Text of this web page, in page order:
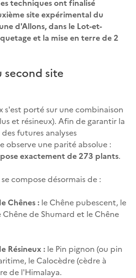
techniques ont finalisé
site expérimental du
d'Allons, dans le Lot-et-
et la mise en terre de 2
second site
s'est porté sur une combinaison
et résineux). Afin de garantir la
futures analyses
observe une parité absolue :
exactement de 273 plants.
compose désormais de :
Chênes : le Chêne pubescent, le
Chêne de Shumard et le Chêne
Résineux : le Pin pignon (ou pin
le Calocèdre (cèdre à
de l'Himalaya.